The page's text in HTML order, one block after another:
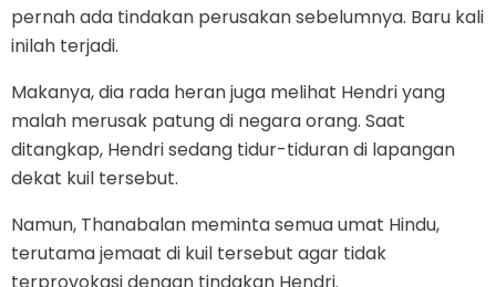
pernah ada tindakan perusakan sebelumnya. Baru kali
inilah terjadi.
Makanya, dia rada heran juga melihat Hendri yang
malah merusak patung di negara orang. Saat
ditangkap, Hendri sedang tidur-tiduran di lapangan
dekat kuil tersebut.
Namun, Thanabalan meminta semua umat Hindu,
terutama jemaat di kuil tersebut agar tidak
terprovokasi dengan tindakan Hendri.